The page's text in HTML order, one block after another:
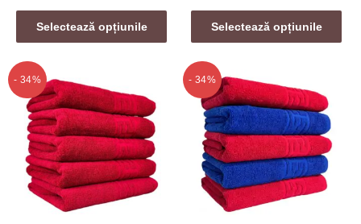
prețuri:
6,00 lei
Selectează opțiunile
Acest
produs
multe
variații.
Opțiunile
pot
fi
alese
în
de
prețuri:
59,00
199,00
Selectează opțiunile
Acest
produs
multe
variații.
Opțiunile
pot
fi
alese
- 34% - 34%